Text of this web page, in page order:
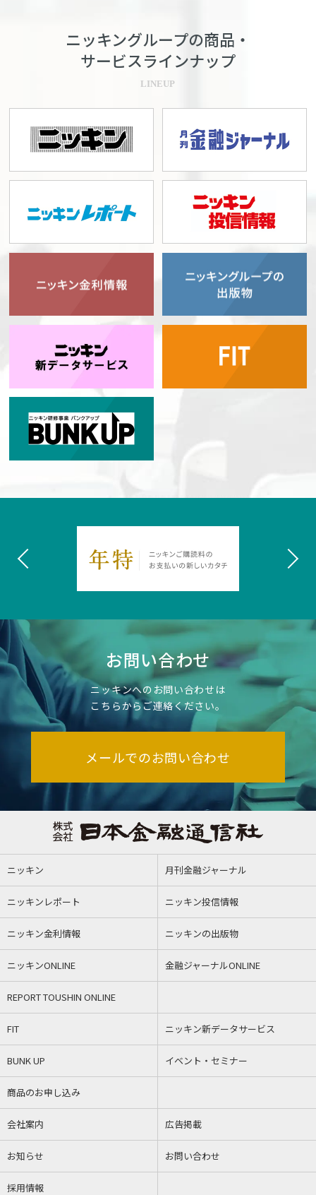
ニッキングループの商品・
サービスラインナップ
LINEUP
お問い合わせ
ニッキンへのお問い合わせは
こちらからご連絡ください。
メールでのお問い合わせ
ニッキン 月刊金融ジャーナル
ニッキンレポート ニッキン投信情報
ニッキン金利情報 ニッキンの出版物
ニッキンONLINE 金融ジャーナルONLINE
REPORT TOUSHIN ONLINE
FIT ニッキン新データサービス
BUNK UP イベント・セミナー
商品のお申し込み
会社案内 広告掲載
お知らせ お問い合わせ
採用情報